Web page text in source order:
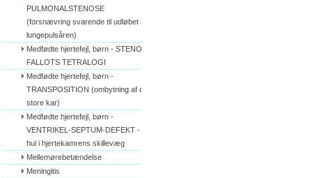
PULMONALSTENOSE
(forsnævring svarende til udløbet af
lungepulsåren)
Medfødte hjertefejl, børn - STENO
FALLOTS TETRALOGI
Medfødte hjertefejl, børn -
TRANSPOSITION (ombytning af de
store kar)
Medfødte hjertefejl, børn -
VENTRIKEL-SEPTUM-DEFEKT -
hul i hjertekamrens skillevæg
Mellemørebetændelse
Meningitis